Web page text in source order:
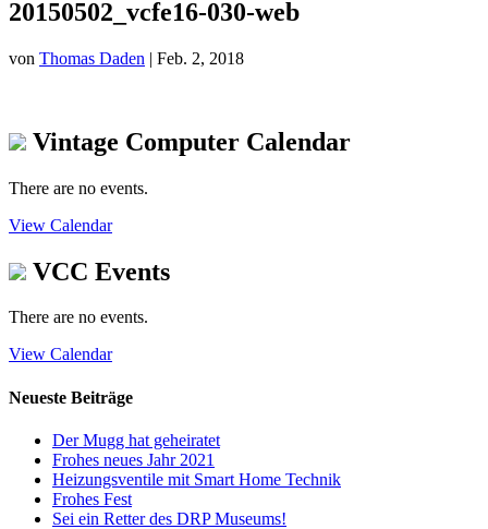
20150502_vcfe16-030-web
von Thomas Daden | Feb. 2, 2018
Vintage Computer Calendar
There are no events.
View Calendar
VCC Events
There are no events.
View Calendar
Neueste Beiträge
Der Mugg hat geheiratet
Frohes neues Jahr 2021
Heizungsventile mit Smart Home Technik
Frohes Fest
Sei ein Retter des DRP Museums!